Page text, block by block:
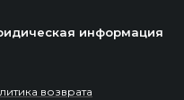
информация
возврата